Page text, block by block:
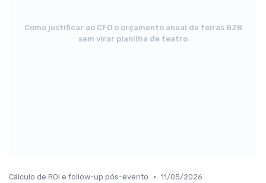
Como justificar ao CFO o orçamento anual de feiras B2B
sem virar planilha de teatro
Cálculo de ROI e follow-up pós-evento • 11/05/2026